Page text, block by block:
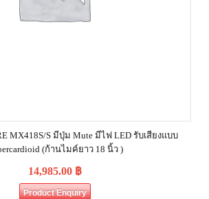
MX418S/S มีปุ่ม Mute มีไฟ LED รับเสียงแบบ
(ก้านไมค์ยาว 18 นิ้ว )
14,985.00 ฿
Product Enquiry